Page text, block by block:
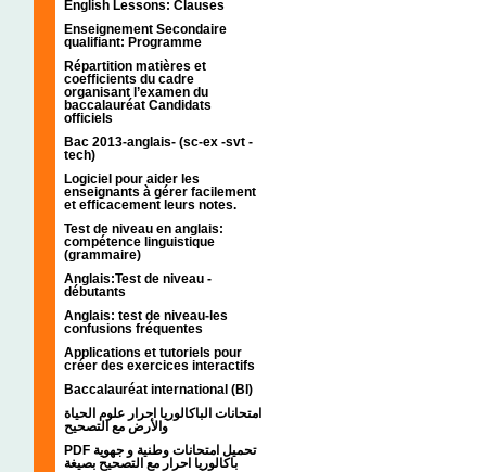
English Lessons: Clauses
Enseignement Secondaire
qualifiant: Programme
Répartition matières et
coefficients du cadre
organisant l’examen du
baccalauréat Candidats
officiels
Bac 2013-anglais- (sc-ex -svt -
tech)
Logiciel pour aider les
enseignants à gérer facilement
et efficacement leurs notes.
Test de niveau en anglais:
compétence linguistique
(grammaire)
Anglais:Test de niveau -
débutants
Anglais: test de niveau-les
confusions fréquentes
Applications et tutoriels pour
créer des exercices interactifs
Baccalauréat international (BI)
امتحانات الباكالوريا احرار علوم الحياة
والأرض مع التصحيح
PDF تحميل امتحانات وطنية و جهوية
باكالوريا احرار مع التصحيح بصيغة